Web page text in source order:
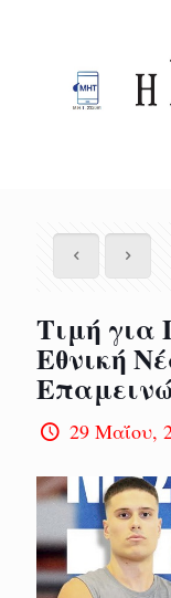
Τιμή για
Εθνική
29 Μαΐου,